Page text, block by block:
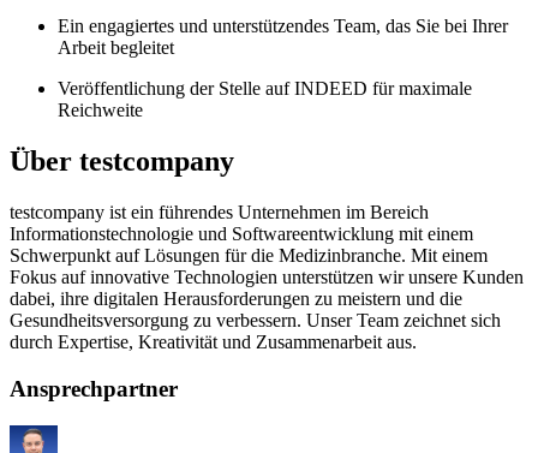
Ein engagiertes und unterstützendes Team, das Sie bei Ihrer
Arbeit begleitet
Veröffentlichung der Stelle auf INDEED für maximale
Reichweite
Über testcompany
testcompany ist ein führendes Unternehmen im Bereich
Informationstechnologie und Softwareentwicklung mit einem
Schwerpunkt auf Lösungen für die Medizinbranche. Mit einem
Fokus auf innovative Technologien unterstützen wir unsere Kunden
dabei, ihre digitalen Herausforderungen zu meistern und die
Gesundheitsversorgung zu verbessern. Unser Team zeichnet sich
durch Expertise, Kreativität und Zusammenarbeit aus.
Ansprechpartner